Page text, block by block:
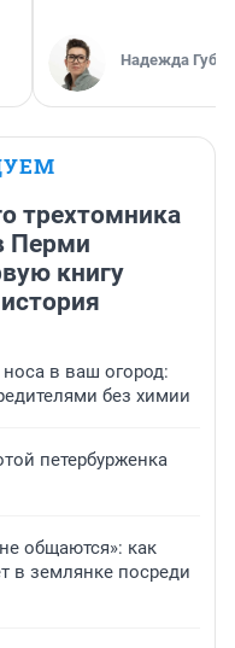
Надежда
трехтомника
Перми
книгу
в ваш огород:
без химии
петербурженка
общаются»: как
в землянке посреди